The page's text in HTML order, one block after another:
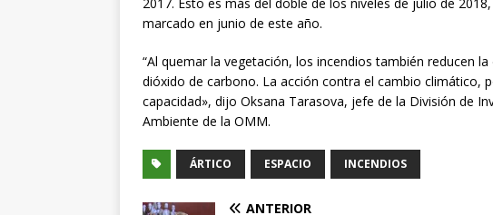
2017. Esto es más del doble de los niveles de julio de
marcado en junio de este año.
“Al quemar la vegetación, los incendios también reducen
dióxido de carbono. La acción contra el cambio climático,
capacidad», dijo Oksana Tarasova, jefe de la División de
Ambiente de la OMM.
ÁRTICO ESPACIO INCENDIOS
ANTERIOR